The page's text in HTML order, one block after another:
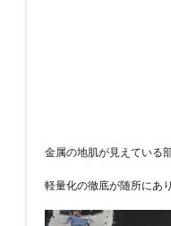
金属の地肌が見えている
軽量化の徹底が随所にあ